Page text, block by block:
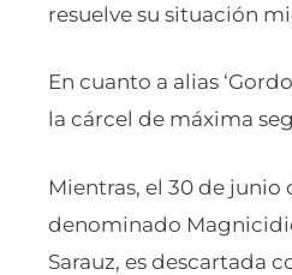
resuelve su situación
En cuanto a alias
la cárcel de máxima
Mientras, el 30 de
denominado
Sarauz, es descartada